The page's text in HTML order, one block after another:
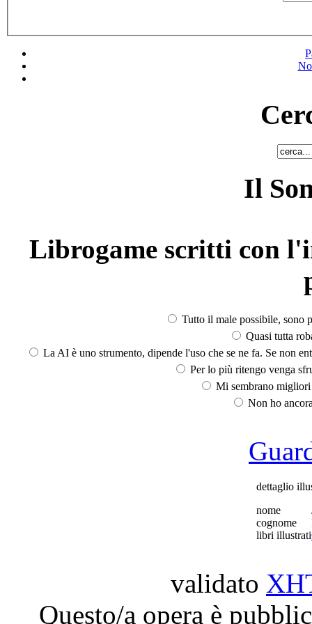
Il
Librogame scritti con
Tutto il male possibile, sono
Quasi tutta
La AI è uno strumento, dipende l'uso che se ne fa. Se non
Per lo più ritengo venga
Mi sembrano
Non ho
dettaglio
nome
cognome
libri illustrati
validato
Questo/a opera è